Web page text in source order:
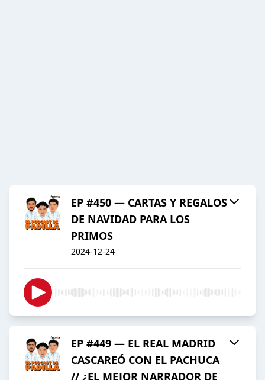
EP #450 — CARTAS Y REGALOS
DE NAVIDAD PARA LOS
PRIMOS
2024-12-24
EP #449 — EL REAL MADRID
CASCAREÓ CON EL PACHUCA
// ¿EL MEJOR NARRADOR DE